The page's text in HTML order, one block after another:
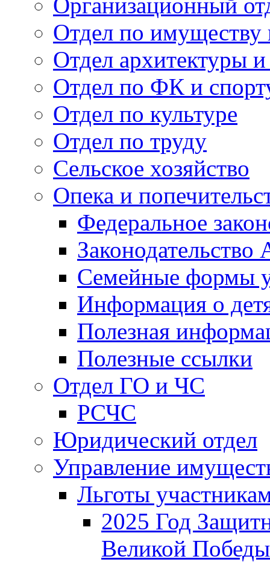
Отдел по
Отдел архитектуры и
Отдел по ФК и
Отдел по культуре
Отдел по труду
Сельское хозяйство
Опека и
Федеральное
Законодательство
Семейные формы
Информация о
Полезная
Полезные ссылки
Отдел ГО и ЧС
РСЧС
Юридический отдел
Управление
Льготы
2025 Год
Великой Победы